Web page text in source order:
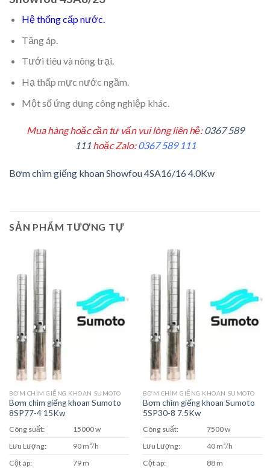
Hệ thống cấp nước.
Tăng áp.
Tưới tiêu và nông trại.
Hạ thấp mực nước ngầm.
Một số ứng dụng công nghiệp khác.
Mua hàng hoặc cần tư vấn vui lòng liên hệ:0367 589
111 hoặc Zalo:0367 589 111
Bơm chìm giếng khoan Showfou 4SA16/16 4.0Kw
SẢN PHẨM TƯƠNG TỰ
BƠM CHÌM GIẾNG KHOAN SUMOTO
Bơm chìm giếng khoan Sumoto
8SP77-4 15Kw
Công suất:
15000 w
Lưu Lượng:
90 m³/h
Cột áp:
79 m
BƠM CHÌM GIẾNG KHOAN SUMOTO
Bơm chìm giếng khoan Sumoto
5SP30-8 7.5Kw
Công suất:
7500 w
Lưu Lượng:
40 m³/h
Cột áp:
88 m